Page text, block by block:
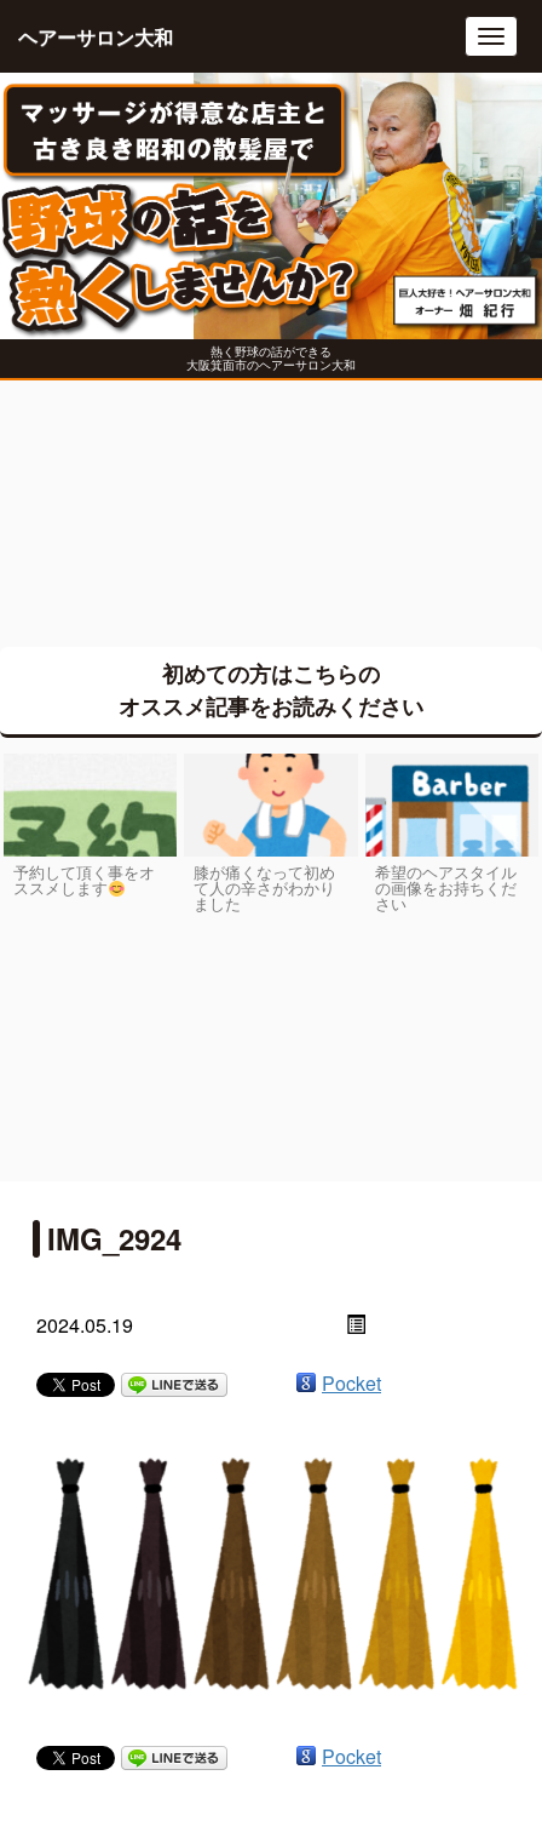
熱く野球の話ができる
大阪箕面市のヘアーサロン大和
ヘアーサロン大和
初めての方はこちらの
オススメ記事をお読みください
予約して頂く事をオ
ススメします
膝が痛くなって初め
て人の辛さがわかり
ました
希望のヘアスタイル
の画像をお持ちくだ
さい
IMG_2924
2024.05.19
Pocket
Pocket